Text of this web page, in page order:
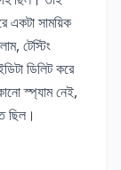
একটা সাময়িক
টেস্টিং
ডিলিট করে
স্প্যাম নেই,
ছিল।